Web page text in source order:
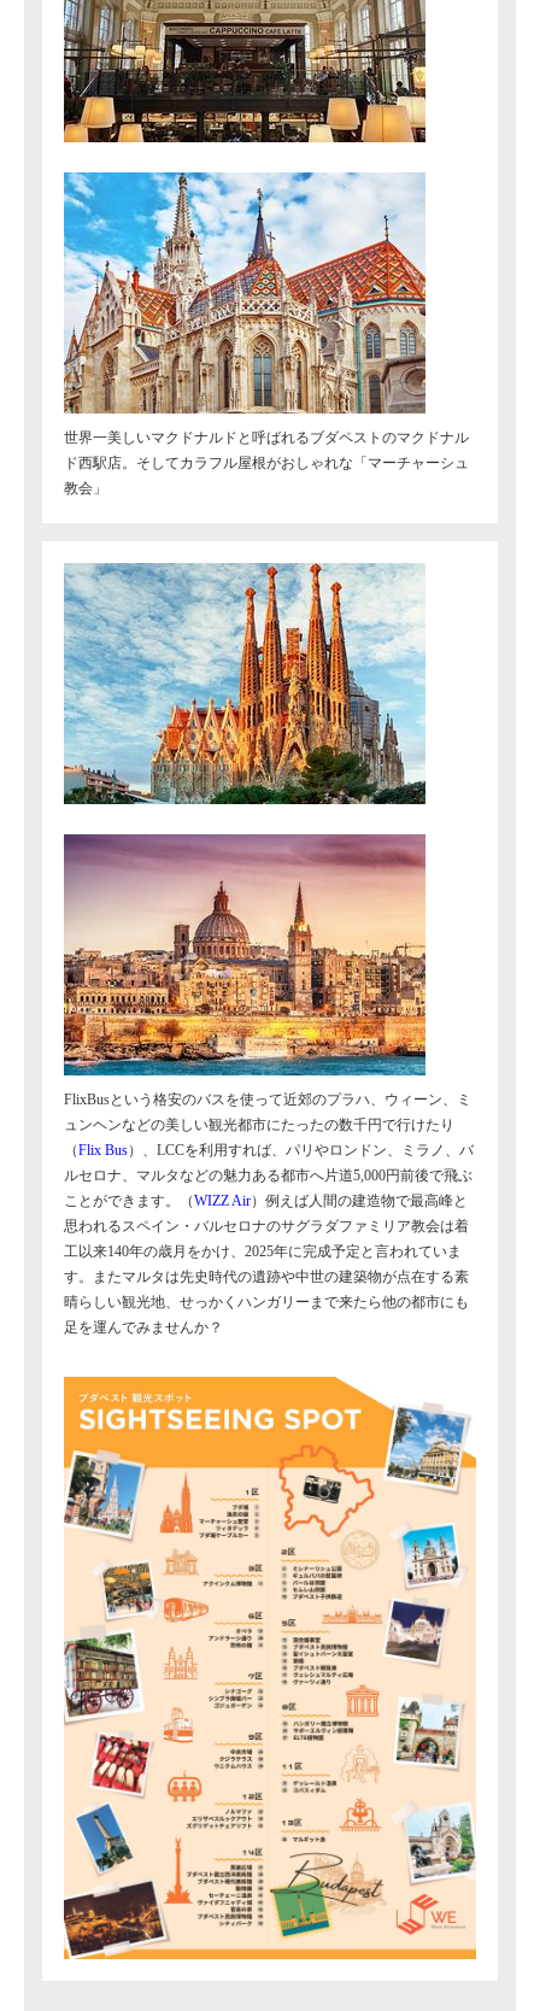
世界一美しいマクドナルドと呼ばれるブダペストのマクドナル
ド西駅店。そしてカラフル屋根がおしゃれな「マーチャーシュ
教会」
FlixBusという格安のバスを使って近郊のプラハ、ウィーン、ミ
ュンヘンなどの美しい観光都市にたったの数千円で行けたり
（Flix Bus）、LCCを利用すれば、パリやロンドン、ミラノ、バ
ルセロナ、マルタなどの魅力ある都市へ片道5,000円前後で飛ぶ
ことができます。（WIZZ Air）例えば人間の建造物で最高峰と
思われるスペイン・バルセロナのサグラダファミリア教会は着
工以来140年の歳月をかけ、2025年に完成予定と言われていま
す。またマルタは先史時代の遺跡や中世の建築物が点在する素
晴らしい観光地、せっかくハンガリーまで来たら他の都市にも
足を運んでみませんか？